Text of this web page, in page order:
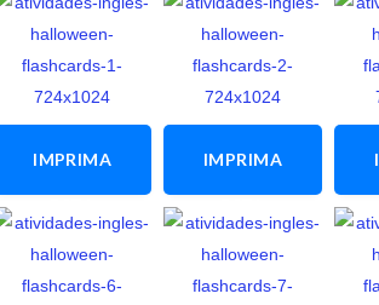
IMPRIMA
ATIVIDADE
IMPRIMA
ATIVIDADE